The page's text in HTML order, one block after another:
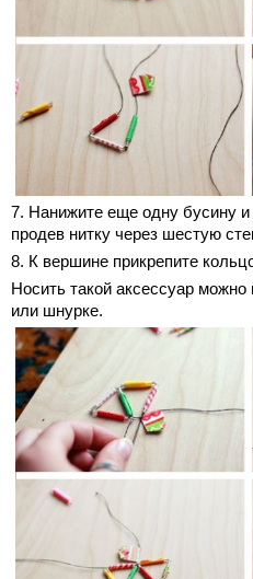
7. Нанижите еще одну бусину
продев нитку через шестую
8. К вершине прикрепите
Носить такой аксессуар можно
или шнурке.